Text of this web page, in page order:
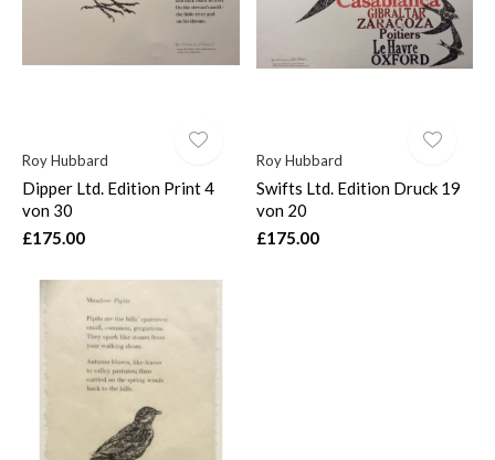
Roy Hubbard
Dipper Ltd. Edition Print 4
von 30
£175.00
Roy Hubbard
Swifts Ltd. Edition Druck 19
von 20
£175.00